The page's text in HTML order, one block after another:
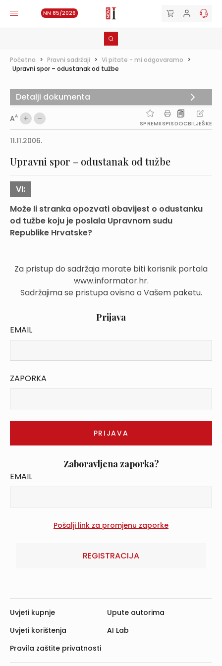
NN 85/2026
Početna > Pravni sadržaji > Vi pitate - mi odgovaramo >
Upravni spor – odustanak od tužbe
AA
SPREMIISPISDOCBILJEŠKE
11.11.2006.
Upravni spor – odustanak od tužbe
VI:
Može li stranka opozvati obavijest o odustanku
od tužbe koju je poslala Upravnom sudu
Republike Hrvatske?
Za pristup do sadržaja morate biti korisnik portala
www.informator.hr.
Sadržajima se pristupa ovisno o Vašem paketu.
Prijava
EMAIL
ZAPORKA
Zaboravljena zaporka?
EMAIL
REGISTRACIJA
Detalji dokumenta
Uvjeti kupnje
Uvjeti korištenja
Pravila zaštite privatnosti
Upute autorima
AI Lab